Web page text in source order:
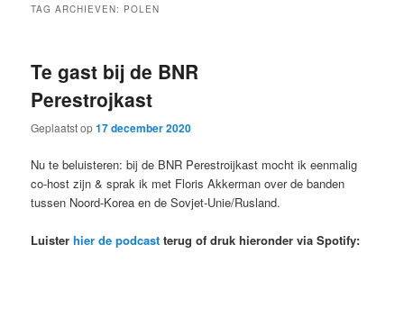
TAG ARCHIEVEN: POLEN
Te gast bij de BNR
Perestrojkast
Geplaatst op17 december 2020
Nu te beluisteren: bij de BNR Perestroijkast mocht ik eenmalig
co-host zijn & sprak ik met Floris Akkerman over de banden
tussen Noord-Korea en de Sovjet-Unie/Rusland.
Luisterhier de podcast terug of druk hieronder via Spotify: